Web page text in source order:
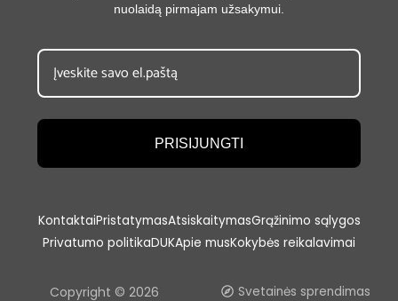
nuolaidą pirmajam užsakymui.
PRISIJUNGTI
KontaktaiPristatymasAtsiskaitymasGrąžinimo sąlygos
Privatumo politikaDUKApie musKokybės reikalavimai
Copyright © 2026 Svetainės sprendimas